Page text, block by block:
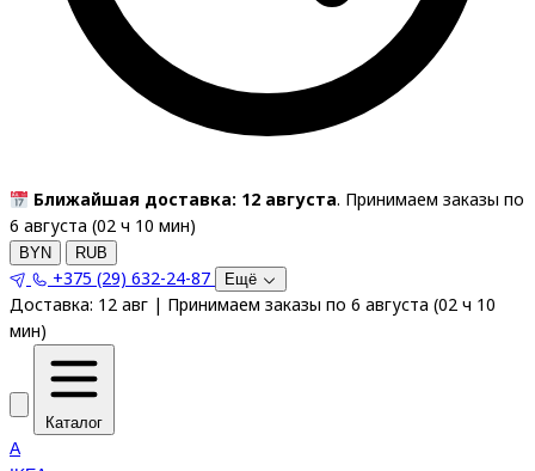
Ближайшая доставка: 12 августа. Принимаем заказы по
6 августа (02 ч 10 мин)
BYN RUB
+375 (29) 632-24-87 Ещё
Доставка: 12 авг | Принимаем заказы по 6 августа (02 ч 10
мин)
Каталог
A